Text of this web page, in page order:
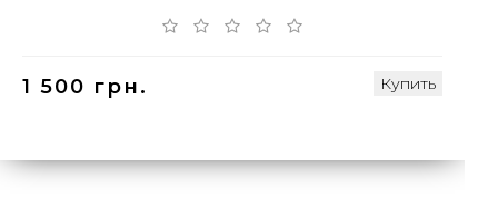
1 500 грн. Купить